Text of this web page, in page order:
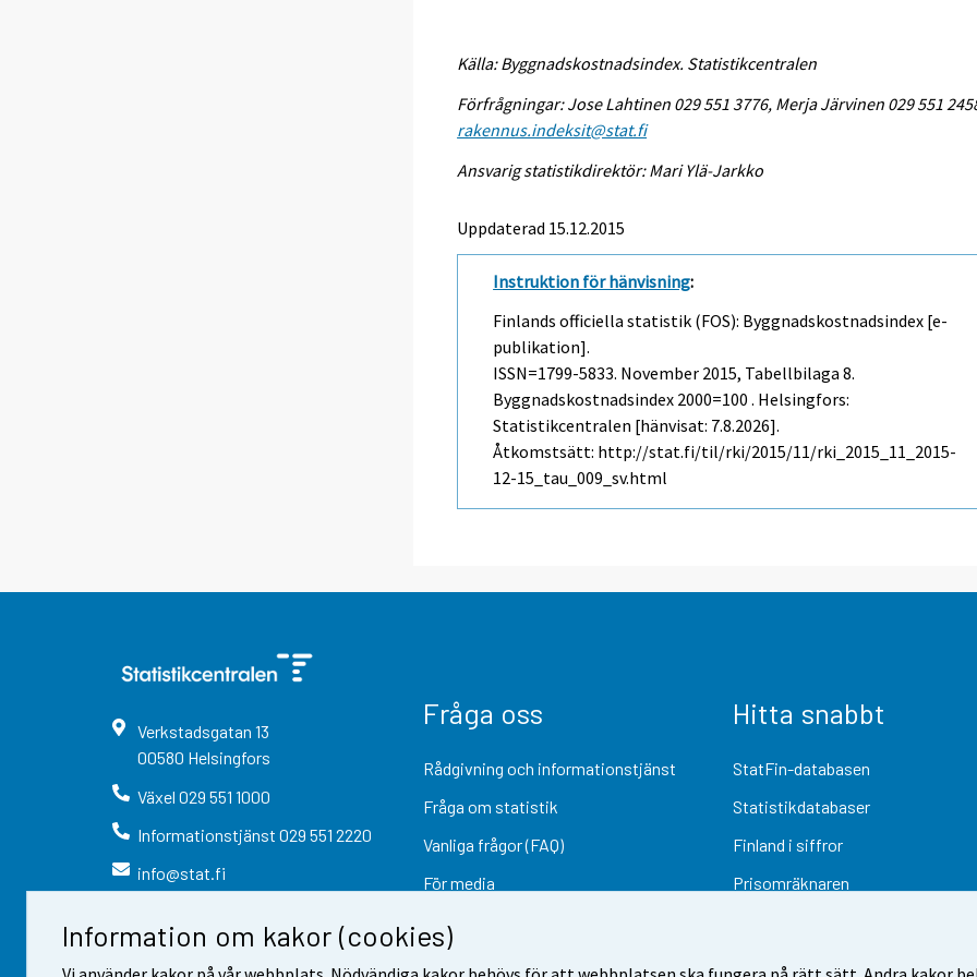
Information om kakor (cookies)
Källa: Byggnadskostnadsindex. Statistikcentralen
Förfrågningar: Jose Lahtinen 029 551 3776, Merja Järvinen 029 551
rakennus.indeksit@stat.fi
Ansvarig statistikdirektör: Mari Ylä-Jarkko
Uppdaterad 15.12.2015
Instruktion för hänvisning:
Finlands officiella statistik (FOS): Byggnadskostnadsindex [e-
publikation].
ISSN=1799-5833. November 2015, Tabellbilaga 8.
Byggnadskostnadsindex 2000=100 . Helsingfors:
Statistikcentralen [hänvisat: 7.8.2026].
Åtkomstsätt: http://stat.fi/til/rki/2015/11/rki_2015_11_2015-
12-15_tau_009_sv.html
Verkstadsgatan 13
00580 Helsingfors
Växel 029 551 1000
Informationstjänst 029 551 2220
info@stat.fi
Fråga oss
Rådgivning och informationstjänst
Fråga om statistik
Vanliga frågor (FAQ)
För media
Hitta snabbt
StatFin-databasen
Statistikdatabaser
Finland i siffror
Prisomräknaren